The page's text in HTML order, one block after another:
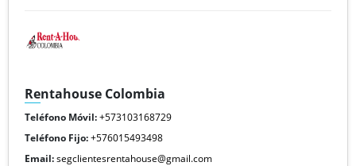
Rentahouse Colombia
Teléfono Móvil:+573103168729
Teléfono Fijo:+576015493498
Email:segclientesrentahouse@gmail.com